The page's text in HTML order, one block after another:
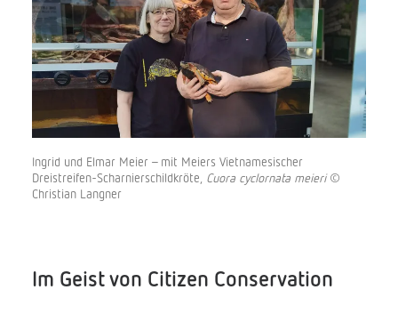
Ingrid und Elmar Meier – mit Meiers Vietnamesischer
Dreistreifen-Scharnierschildkröte, Cuora cyclornata meieri©
Christian Langner
Im Geist von Citizen Conservation